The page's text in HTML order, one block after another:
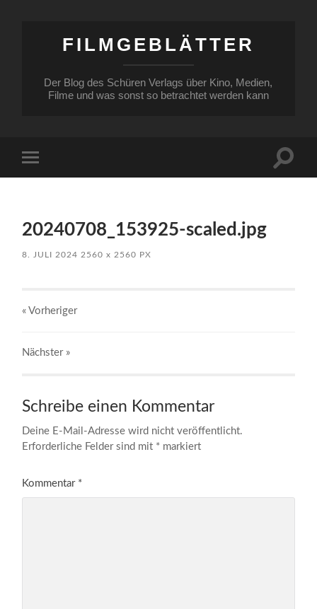
FILMGEBLÄTTER
Der Blog des Schüren Verlags über Kino, Medien,
Filme und was sonst so betrachtet werden kann
Menü
20240708_153925-scaled.jpg
8. JULI 2024 2560x 2560 PX
« Vorheriger
Nächster »
Schreibe einen Kommentar
Deine E-Mail-Adresse wird nicht veröffentlicht.
Erforderliche Felder sind mit * markiert
Kommentar *